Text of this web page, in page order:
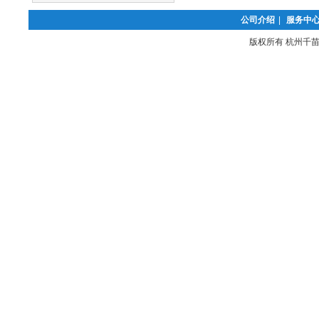
公司介绍 服务中
版权所有 杭州千